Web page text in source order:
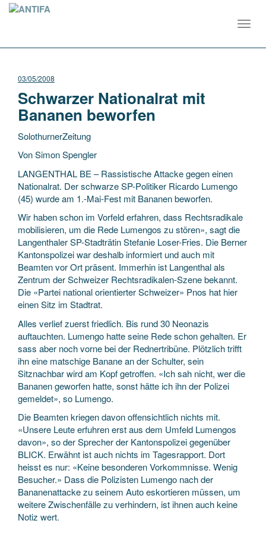
03/05/2008
Schwarzer Nationalrat mit
Bananen beworfen
SolothurnerZeitung
Von Simon Spengler
LANGENTHAL BE – Rassistische Attacke gegen einen
Nationalrat. Der schwarze SP-Politiker Ricardo Lumengo
(45) wurde am 1.-Mai-Fest mit Bananen beworfen.
Wir haben schon im Vorfeld erfahren, dass Rechtsradikale
mobilisieren, um die Rede Lumengos zu stören», sagt die
Langenthaler SP-Stadträtin Stefanie Loser-Fries. Die Berner
Kantonspolizei war deshalb informiert und auch mit
Beamten vor Ort präsent. Immerhin ist Langenthal als
Zentrum der Schweizer Rechtsradikalen-Szene bekannt.
Die «Partei national orientierter Schweizer» Pnos hat hier
einen Sitz im Stadtrat.
Alles verlief zuerst friedlich. Bis rund 30 Neonazis
auftauchten. Lumengo hatte seine Rede schon gehalten. Er
sass aber noch vorne bei der Rednertribüne. Plötzlich trifft
ihn eine matschige Banane an der Schulter, sein
Sitznachbar wird am Kopf getroffen. «Ich sah nicht, wer die
Bananen geworfen hatte, sonst hätte ich ihn der Polizei
gemeldet», so Lumengo.
Die Beamten kriegen davon offensichtlich nichts mit.
«Unsere Leute erfuhren erst aus dem Umfeld Lumengos
davon», so der Sprecher der Kantonspolizei gegenüber
BLICK. Erwähnt ist auch nichts im Tagesrapport. Dort
heisst es nur: «Keine besonderen Vorkommnisse. Wenig
Besucher.» Dass die Polizisten Lumengo nach der
Bananenattacke zu seinem Auto eskortieren müssen, um
weitere Zwischenfälle zu verhindern, ist ihnen auch keine
Notiz wert.